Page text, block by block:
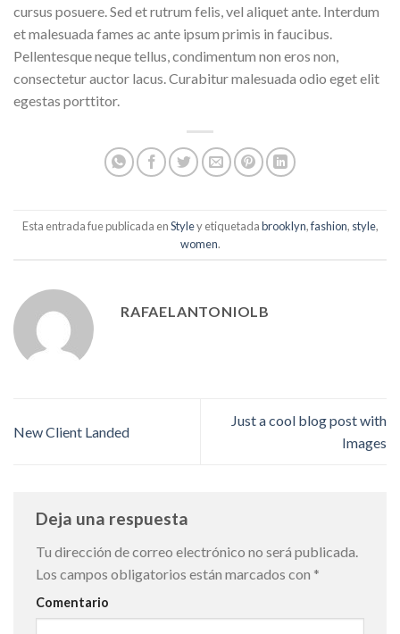
cursus posuere. Sed et rutrum felis, vel aliquet ante. Interdum
et malesuada fames ac ante ipsum primis in faucibus.
Pellentesque neque tellus, condimentum non eros non,
consectetur auctor lacus. Curabitur malesuada odio eget elit
egestas porttitor.
Esta entrada fue publicada enStyley etiquetadabrooklyn,fashion, style,
women.
RAFAELANTONIOLB
New Client Landed
Just a cool blog post with
Images
Deja una respuesta
Tu dirección de correo electrónico no será publicada.
Los campos obligatorios están marcados con *
Comentario